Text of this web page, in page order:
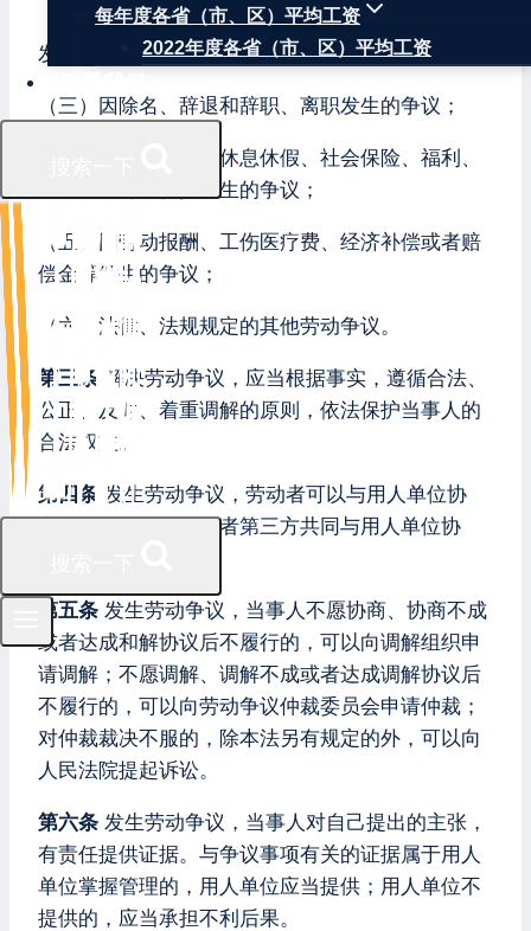
每年度各省（市、区）平均工资
2022年度各省（市、区）平均工资
（二）因订立、履行、变更、解除和终止劳动合同
发生的争议；
（三）因除名、辞退和辞职、离职发生的争议；
（四）因工作时间、休息休假、社会保险、福利、
培训以及劳动保护发生的争议；
（五）因劳动报酬、工伤医疗费、经济补偿或者赔
偿金等发生的争议；
（六）法律、法规规定的其他劳动争议。
第三条 解决劳动争议，应当根据事实，遵循合法、
公正、及时、着重调解的原则，依法保护当事人的
合法权益。
第四条 发生劳动争议，劳动者可以与用人单位协
商，也可以请工会或者第三方共同与用人单位协
第五条 发生劳动争议，当事人不愿协商、协商不成
或者达成和解协议后不履行的，可以向调解组织申
请调解；不愿调解、调解不成或者达成调解协议后
不履行的，可以向劳动争议仲裁委员会申请仲裁；
对仲裁裁决不服的，除本法另有规定的外，可以向
人民法院提起诉讼。
第六条 发生劳动争议，当事人对自己提出的主张，
有责任提供证据。与争议事项有关的证据属于用人
单位掌握管理的，用人单位应当提供；用人单位不
提供的，应当承担不利后果。